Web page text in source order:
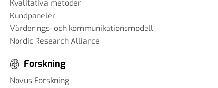
Kvalitativa metoder
Kundpaneler
Värderings- och kommunikationsmodell
Nordic Research Alliance
Forskning
Novus Forskning